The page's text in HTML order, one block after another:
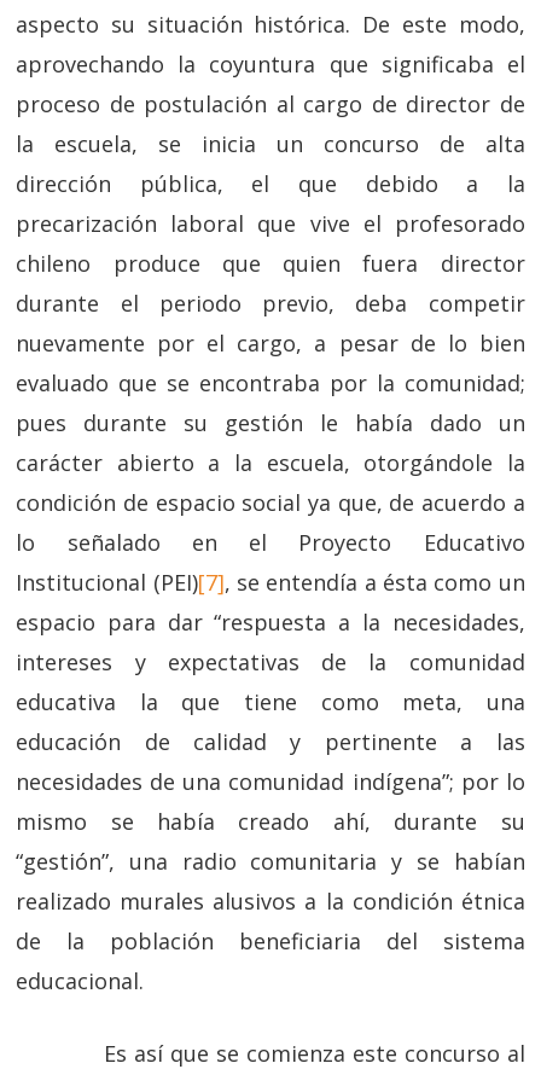
aspecto su situación histórica. De este modo,
aprovechando la coyuntura que significaba el
proceso de postulación al cargo de director de
la escuela, se inicia un concurso de alta
dirección pública, el que debido a la
precarización laboral que vive el profesorado
chileno produce que quien fuera director
durante el periodo previo, deba competir
nuevamente por el cargo, a pesar de lo bien
evaluado que se encontraba por la comunidad;
pues durante su gestión le había dado un
carácter abierto a la escuela, otorgándole la
condición de espacio social ya que, de acuerdo a
lo señalado en el Proyecto Educativo
Institucional (PEI)[7], se entendía a ésta como un
espacio para dar “respuesta a la necesidades,
intereses y expectativas de la comunidad
educativa la que tiene como meta, una
educación de calidad y pertinente a las
necesidades de una comunidad indígena”; por lo
mismo se había creado ahí, durante su
“gestión”, una radio comunitaria y se habían
realizado murales alusivos a la condición étnica
de la población beneficiaria del sistema
educacional.
Es así que se comienza este concurso al